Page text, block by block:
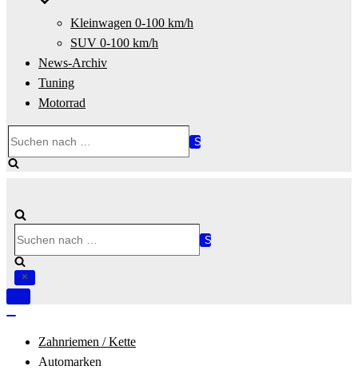
Kleinwagen 0-100 km/h
SUV 0-100 km/h
News-Archiv
Tuning
Motorrad
nach …
nach …
Navigation
Zahnriemen / Kette
Automarken